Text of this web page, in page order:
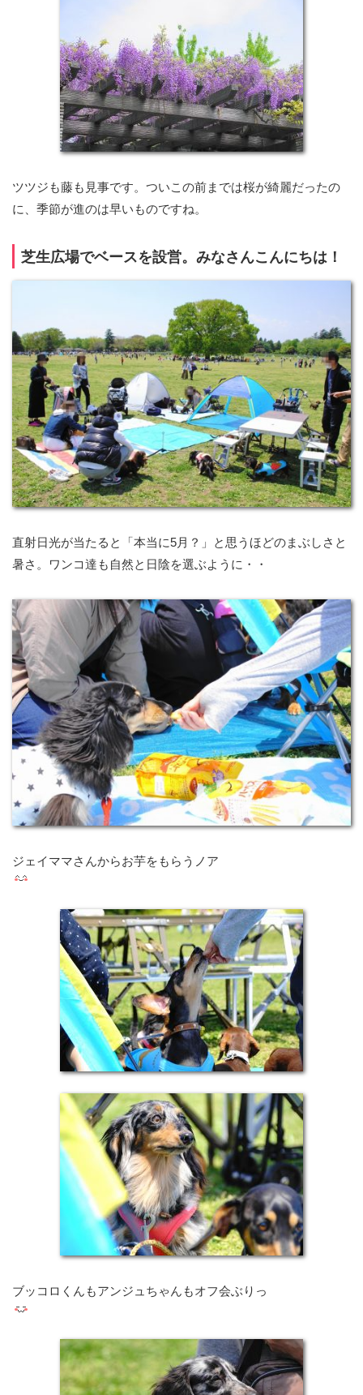
ツツジも藤も見事です。ついこの前までは桜が綺麗だったの
に、季節が進のは早いものですね。
芝生広場でベースを設営。みなさんこんにちは！
直射日光が当たると「本当に5月？」と思うほどのまぶしさと
暑さ。ワンコ達も自然と日陰を選ぶように・・
ジェイママさんからお芋をもらうノア
ブッコロくんもアンジュちゃんもオフ会ぶりっ